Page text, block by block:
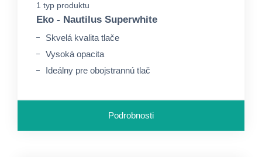
1 typ produktu
Eko - Nautilus Superwhite
Skvelá kvalita tlače
Vysoká opacita
Ideálny pre obojstrannú tlač
Podrobnosti